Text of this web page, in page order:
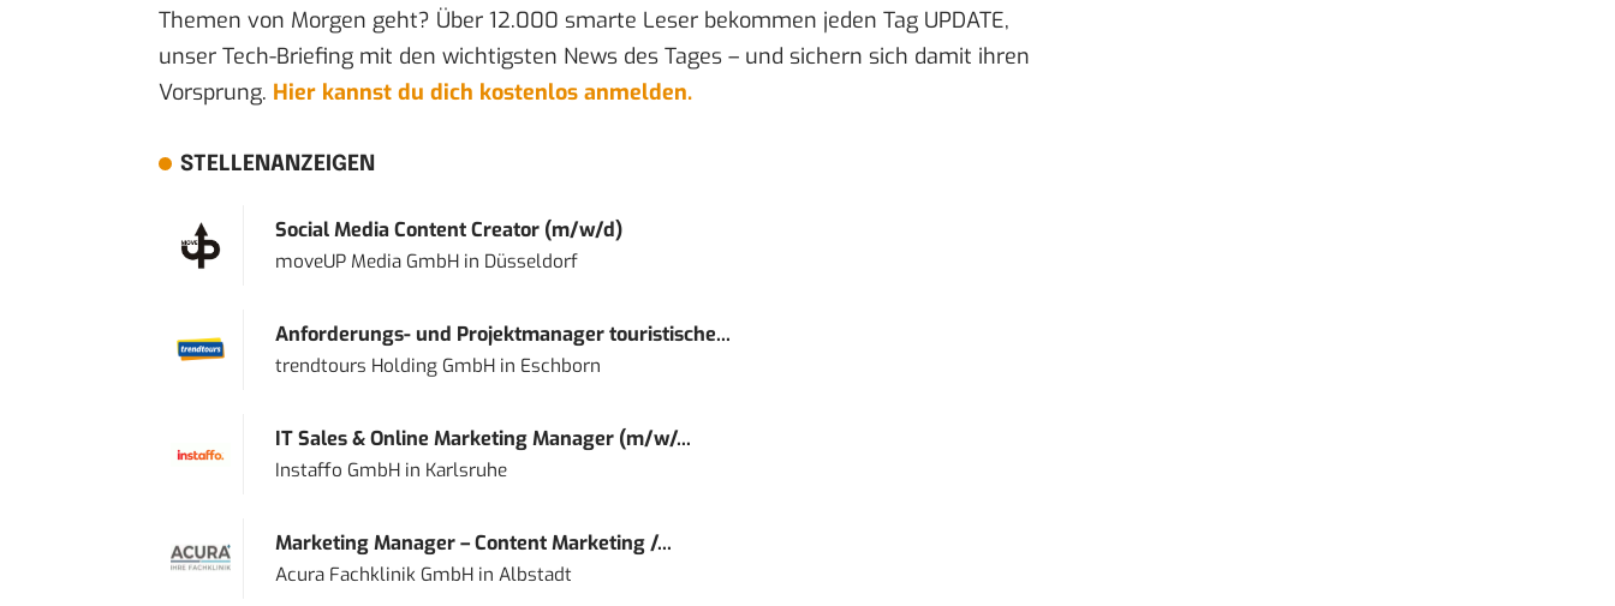
Themen von Morgen geht? Über 12.000 smarte Leser bekommen jeden Tag UPDATE,
unser Tech-Briefing mit den wichtigsten News des Tages – und sichern sich damit ihren
Vorsprung. Hier kannst du dich kostenlos anmelden.
STELLENANZEIGEN
Social Media Content Creator (m/w/d)
moveUP Media GmbHin Düsseldorf
Anforderungs- und Projektmanager touristische...
trendtours Holding GmbHin Eschborn
IT Sales & Online Marketing Manager (m/w/...
Instaffo GmbHin Karlsruhe
Marketing Manager – Content Marketing /...
Acura Fachklinik GmbHin Albstadt